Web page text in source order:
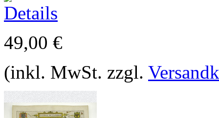
49,00 €
(inkl. MwSt. zzgl.